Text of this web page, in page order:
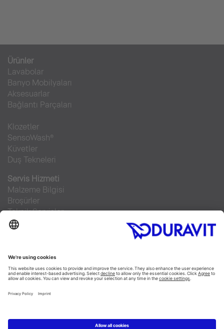
Ürünler
Lavabolar
Banyo Mobilyaları
Aksesuarlar
Bağlantı Parçaları
Klozetler
SensoWash®
Küvetler
Duş Tekneleri
Servis Hizmeti
Malzeme Bilgisi
Broşürler
Teknik Servisler
Sıkça sorulan sorular
Facebook
Instagram
Pinterest
RSS-Feed
Flickr